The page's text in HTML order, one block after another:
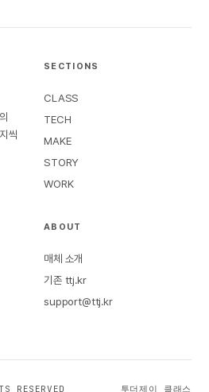
씩
SECTIONS
CLASS
TECH
MAKE
STORY
WORK
ABOUT
매체 소개
기존 ttj.kr
support@ttj.kr
RESERVED 투더제이 클래스